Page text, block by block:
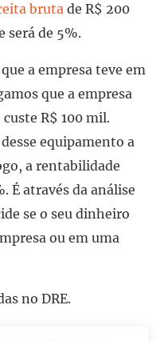
bruta de R$ 200
será de 5%.
a empresa teve em
que a empresa
R$ 100 mil.
equipamento a
a rentabilidade
É através da análise
se o seu dinheiro
ou em uma
no DRE.